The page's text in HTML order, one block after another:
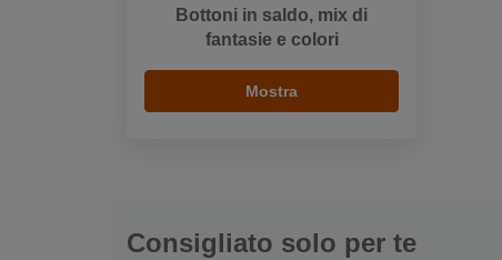
Bottoni in saldo, mix di
fantasie e colori
Mostra
Consigliato solo per te